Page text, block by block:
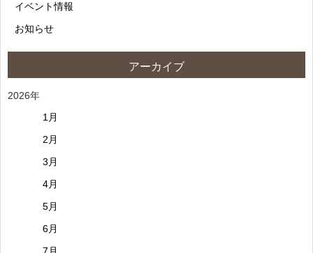
イベント情報
お知らせ
アーカイブ
2026年
1月
2月
3月
4月
5月
6月